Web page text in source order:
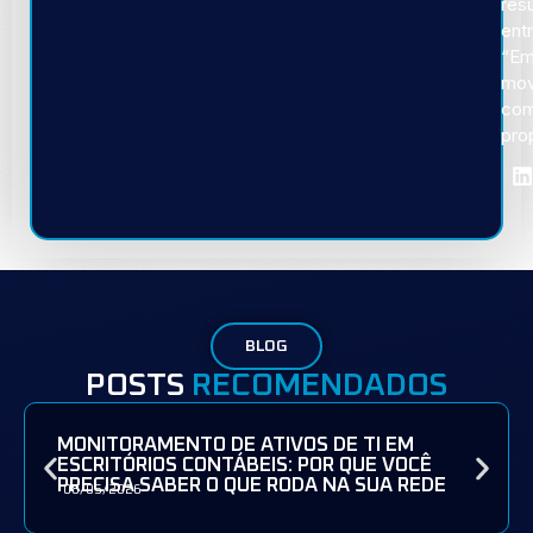
BLOG
POSTS RECOMENDADOS
MONITORAMENTO DE ATIVOS DE TI EM
ESCRITÓRIOS CONTÁBEIS: POR QUE VOCÊ
PRECISA SABER O QUE RODA NA SUA REDE
08/05/2026